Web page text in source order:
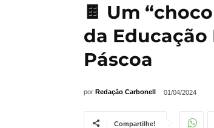
🍫 Um
da
Páscoa
por Redação Carbonell 01/04/2024
Compartilhe!